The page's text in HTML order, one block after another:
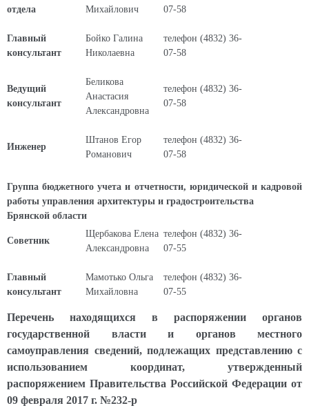
отдела Михайлович 07-58
Главный
консультант
Бойко Галина
Николаевна
телефон (4832) 36-
07-58
Ведущий
консультант
Беликова
Анастасия
Александровна
телефон (4832) 36-
07-58
Инженер
Штанов Егор
Романович
телефон (4832) 36-
07-58
Группа бюджетного учета и отчетности, юридической и кадровой
работы управления архитектуры и градостроительства
Брянской области
Советник
Щербакова Елена
Александровна
телефон (4832) 36-
07-55
Главный
консультант
Мамотько Ольга
Михайловна
телефон (4832) 36-
07-55
Перечень находящихся в распоряжении органов
государственной власти и органов местного
самоуправления сведений, подлежащих представлению с
использованием координат, утвержденный
распоряжением Правительства Российской Федерации от
09 февраля 2017 г. №232-р